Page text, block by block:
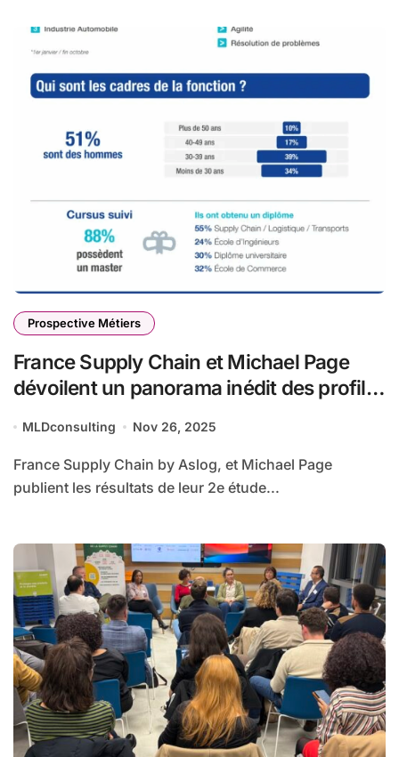
Prospective Métiers
France Supply Chain et Michael Page
dévoilent un panorama inédit des profils,
Chain en France
MLDconsulting Nov 26, 2025
France Supply Chain by Aslog, et Michael Page
publient les résultats de leur 2e étude...